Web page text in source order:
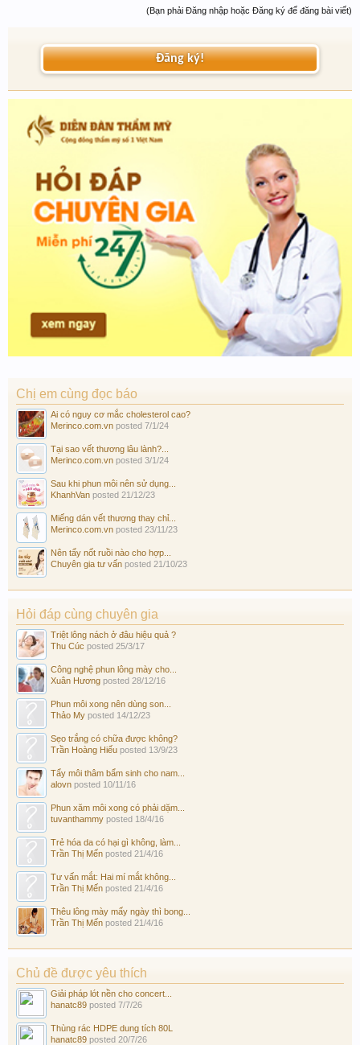
(Bạn phải Đăng nhập hoặc Đăng ký để đăng bài viết)
Đăng ký!
Chị em cùng đọc báo
Ai có nguy cơ mắc cholesterol cao?
Merinco.com.vn posted 7/1/24
Tại sao vết thương lâu lành?...
Merinco.com.vn posted 3/1/24
Sau khi phun môi nên sử dụng...
KhanhVan posted 21/12/23
Miếng dán vết thương thay chỉ...
Merinco.com.vn posted 23/11/23
Nên tẩy nốt ruồi nào cho hợp...
Chuyên gia tư vấn posted 21/10/23
Hỏi đáp cùng chuyên gia
Triệt lông nách ở đâu hiệu quả ?
Thu Cúc posted 25/3/17
Công nghệ phun lông mày cho...
Xuân Hương posted 28/12/16
Phun môi xong nên dùng son...
Thảo My posted 14/12/23
Sẹo trắng có chữa được không?
Trần Hoàng Hiếu posted 13/9/23
Tẩy môi thâm bẩm sinh cho nam...
alovn posted 10/11/16
Phun xăm môi xong có phải dặm...
tuvanthammy posted 18/4/16
Trẻ hóa da có hại gì không, làm...
Trần Thị Mến posted 21/4/16
Tư vấn mắt: Hai mí mắt không...
Trần Thị Mến posted 21/4/16
Thêu lông mày mấy ngày thì bong...
Trần Thị Mến posted 21/4/16
Chủ đề được yêu thích
Giải pháp lót nền cho concert...
hanatc89 posted 7/7/26
Thùng rác HDPE dung tích 80L
hanatc89 posted 20/7/26